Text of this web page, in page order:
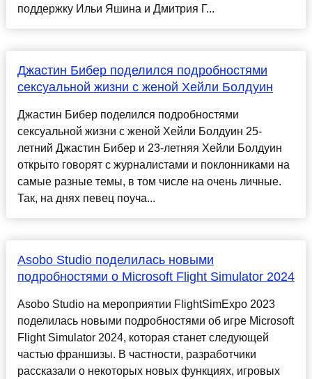
поддержку Ильи Яшина и Дмитрия Г...
Джастин Бибер поделился подробностями
сексуальной жизни с женой Хейли Болдуин
Джастин Бибер поделился подробностями
сексуальной жизни с женой Хейли Болдуин 25-
летний Джастин Бибер и 23-летняя Хейли Болдуин
открыто говорят с журналистами и поклонниками на
самые разные темы, в том числе на очень личные.
Так, на днях певец поуча...
Asobo Studio поделилась новыми
подробностями о Microsoft Flight Simulator 2024
Asobo Studio на мероприятии FlightSimExpo 2023
поделилась новыми подробностями об игре Microsoft
Flight Simulator 2024, которая станет следующей
частью франшизы. В частности, разработчики
рассказали о некоторых новых функциях, игровых